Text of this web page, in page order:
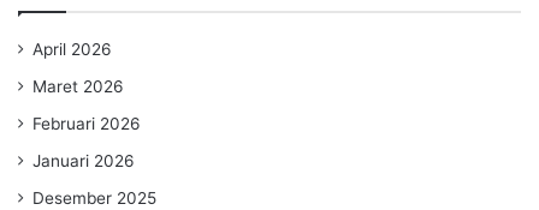
April 2026
Maret 2026
Februari 2026
Januari 2026
Desember 2025